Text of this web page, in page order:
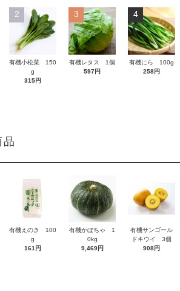
2
有機小松菜 150
g
315円
3
有機レタス 1個
597円
4
有機にら 100g
258円
品
有機えのき 100
g
161円
有機かぼちゃ 1
0kg
9,469円
有機サンゴール
ドキウイ 3個
908円